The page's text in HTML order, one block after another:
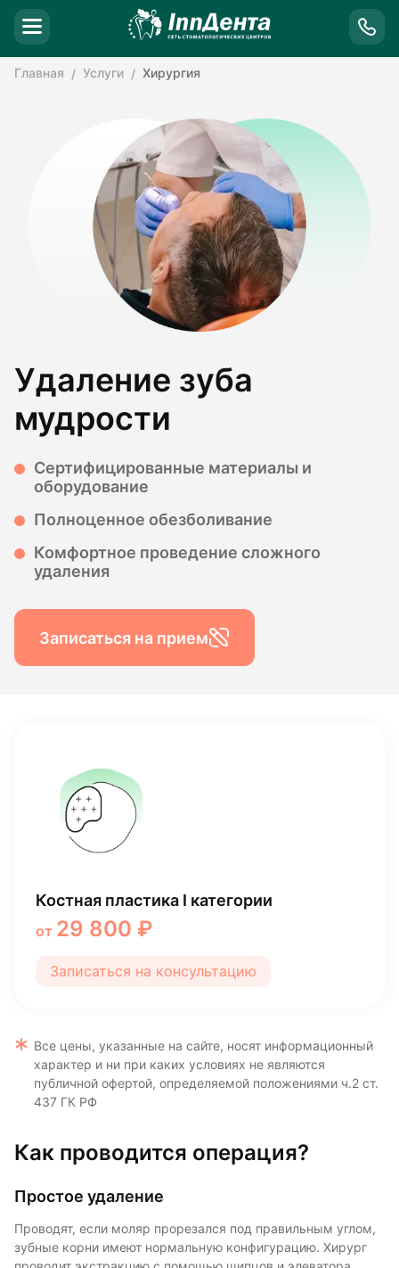
Главная Услуги Хирургия
Удаление зуба
мудрости
Сертифицированные материалы и
оборудование
Полноценное обезболивание
Комфортное проведение сложного
удаления
Записаться на прием
Удаление коренного зуба
от 3 770 ₽
Записаться на консультацию
Все цены, указанные на сайте, носят информационный
характер и ни при каких условиях не являются
публичной офертой, определяемой положениями ч.2 ст.
437 ГК РФ
Как проводится операция?
Простое удаление
Проводят, если моляр прорезался под правильным углом,
зубные корни имеют нормальную конфигурацию. Хирург